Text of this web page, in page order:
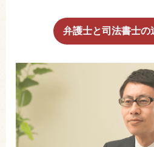
弁護士と司法書士の